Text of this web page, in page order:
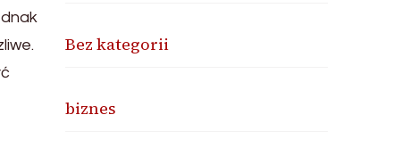
Bez kategorii
biznes